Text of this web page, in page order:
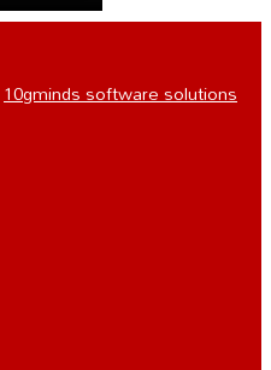
10gminds software solutions